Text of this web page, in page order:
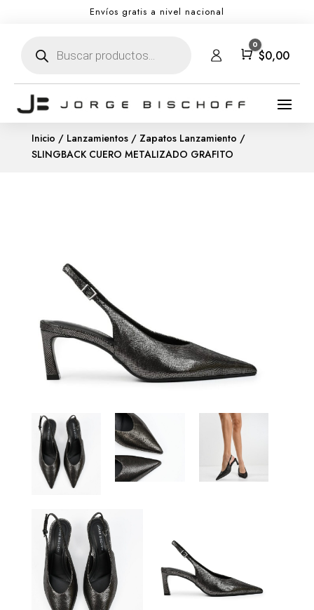
Envíos gratis a nivel nacional
productos Carro
0
$0,00
Inicio / Lanzamientos/ Zapatos Lanzamiento /
SLINGBACK CUERO METALIZADO GRAFITO